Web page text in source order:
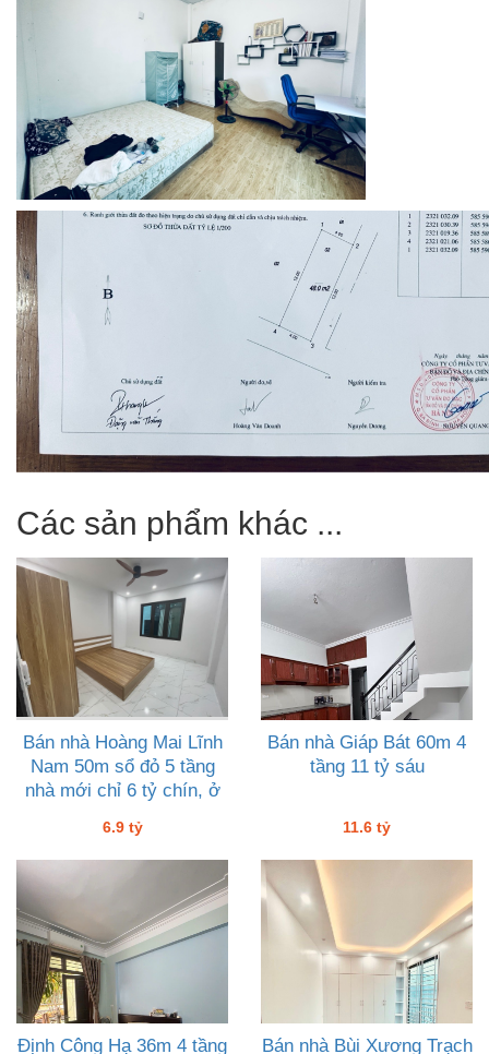
Các sản phẩm khác ...
Bán nhà Hoàng Mai Lĩnh
Nam 50m sổ đỏ 5 tầng
nhà mới chỉ 6 tỷ chín, ở
6.9 tỷ
Bán nhà Giáp Bát 60m 4
tầng 11 tỷ sáu
11.6 tỷ
Định Công Hạ 36m 4 tầng Bán nhà Bùi Xương Trạch